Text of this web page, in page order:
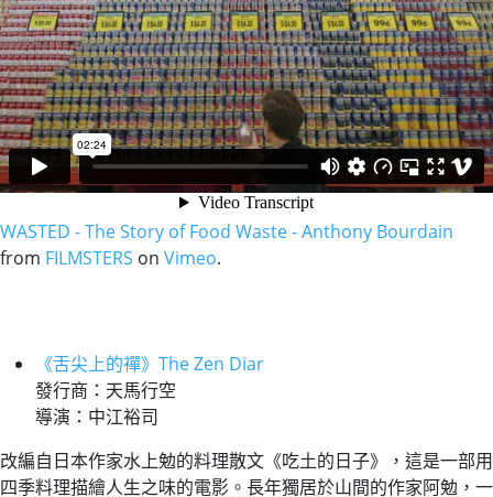
WASTED - The Story of Food Waste - Anthony Bourdain
from FILMSTERS on Vimeo.
《舌尖上的禪》The Zen Diar
發行商：天馬行空
導演：中江裕司
改編自日本作家水上勉的料理散文《吃土的日子》，這是一部用
四季料理描繪人生之味的電影。長年獨居於山間的作家阿勉，一